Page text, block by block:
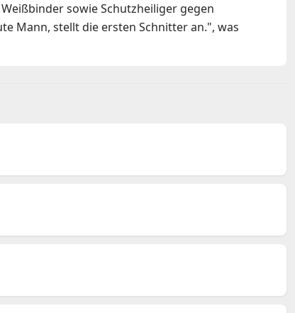
sowie Schutzheiliger gegen
Mann, stellt die ersten Schnitter an.", was